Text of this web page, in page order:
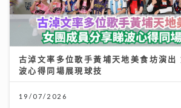
古淖文率多位歌手黃埔天地美食坊演出
波心得同場展現球技
19/07/2026